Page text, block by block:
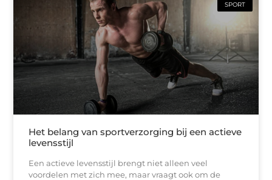
SPORT
Het belang van sportverzorging bij een actieve
levensstijl
Een actieve levensstijl brengt niet alleen veel
voordelen met zich mee, maar vraagt ook om de